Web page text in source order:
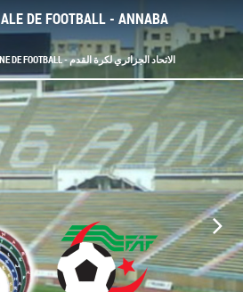
DE FOOTBALL - ANNABA
FÉDÉRATION ALGÉRIENNE DE FOOTBALL - الاتحاد الجزائري لكرة القدم